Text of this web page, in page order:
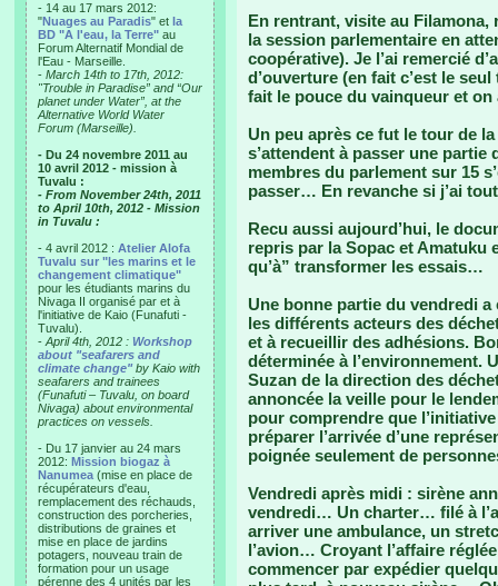
- 14 au 17 mars 2012:
"Nuages au Paradis" et la
BD "A l'eau, la Terre" au
Forum Alternatif Mondial de
l'Eau - Marseille.
- March 14th to 17th, 2012:
"Trouble in Paradise” and “Our
planet under Water”, at the
Alternative World Water
Forum (Marseille).
- Du 24 novembre 2011 au
10 avril 2012 - mission à
Tuvalu :
- From November 24th, 2011
to April 10th, 2012 - Mission
in Tuvalu :
- 4 avril 2012 : Atelier Alofa
Tuvalu sur "les marins et le
changement climatique"
pour les étudiants marins du
Nivaga II organisé par et à
l'initiative de Kaio (Funafuti -
Tuvalu).
- April 4th, 2012 : Workshop
about "seafarers and
climate change"by Kaio with
seafarers and trainees
(Funafuti – Tuvalu, on board
Nivaga) about environmental
practices on vessels.
- Du 17 janvier au 24 mars
2012: Mission biogaz à
Nanumea (mise en place de
récupérateurs d'eau,
remplacement des réchauds,
construction des porcheries,
distributions de graines et
mise en place de jardins
potagers, nouveau train de
formation pour un usage
pérenne des 4 unités par les
En rentrant, visite au
la session parlementaire en
coopérative). Je l’ai remercié
d’ouverture (en fait c’est le
fait le pouce du vainqueur et
Un peu après ce fut le tour de
s’attendent à passer une partie
membres du parlement sur 15
passer… En revanche si j’ai
Recu aussi aujourd’hui, le
repris par la Sopac et Amatuku
qu’à” transformer les essais…
Une bonne partie du vendredi
les différents acteurs des
et à recueillir des adhésions.
déterminée à l’environnement.
Suzan de la direction des
annoncée la veille pour le
pour comprendre que
préparer l’arrivée d’une
poignée seulement de
Vendredi après midi : sirène
vendredi… Un charter… filé à
arriver une ambulance, un
l’avion… Croyant l’affaire
commencer par expédier